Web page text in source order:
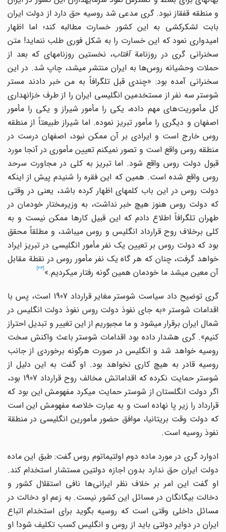
و منطقه قفقاز نبود. گری مدعی شد روسیه حق دارد از دولت ایران
بابت لشکرکشی به این کشور خسارت مطالبه کند؛ اما اظهار
امیدواری نمود که این خسارت را به شکل فوری طلب ننماید! متن
سخنرانی ‌گری در روزنامةآفتاب
، نخستین روزنامه‎ای که بعد از
حملات وحشیانه روس‌ها به ایران منتشر می‎شد، چاپ شد. در این
سخنرانی آمده بود: «چندی قبل تلگرافاً به من خبر دادند مستر
شوستر سه نفر از مستخدمین انگلیسی ایران را از طرف خزانه‎داری
کل مأموریت‌های مهم داده، یکی را مأمور شیراز و یکی را مأمور
اصفهان و دیگری را مأمور تبریز نموده. اما شیراز طبیعتاً از منطقه
روس خارج است و ایرادی بر آن ممکن نبود، اصفهان درست در
منطقه روس واقع است و تصور نمی‎کنم تعیین مأموری در آنجا مورد
قبول دولت روس واقع شود. اما تبریز به کلی در مجاورت سرحد
روس واقع شده است. همین که این فقره را شنیدم پیش از اینکه
دولت روس در این باب کلمه‎ای اظهار کرده باشد، یعنی در وقتی
که دولت روس هنوز هیچ خبر نداشت، به وزیرمختار خودمان در
طهران تلگرافاً اطلاع دادم که این قبیل کارها ممکن نیست و به
کلی برخلاف روح قرارداد انگلیس و روس می‎باشد، و مطلقاً محقق
بود که دولت روس بر تعیین یک نفر مأمور انگلیسی در تبریز ایراد
خواهد گرفت، چنان که هر گاه یک نفر مأمور روس در نقطة مقابل
آن معین می‎شد ما خودمان همین گونه رفتار می‎کردیم.»
گری توضیح داد سیاست شوستر مغایر قرارداد 1907 است، پس با
اقدامات شوستر «به جای نفوذ دولت روس نفوذ دولت انگلیس در
شمال ایران برقرار می‎شود و ما مجبوریم از این تغییر و تبدیل احتراز
کنیم». گری هشدار داده بود اقدامات شوستر باعث واکنش سخت
روسیه خواهد شد و انگلیس در صورت هرگونه برخوردی از جانب
روسیه قادر به هیچ کاری نخواهد بود. او گفت به این دلیل از
شوستر حمایت نکرده که اقداماتش مخالف روح قرارداد 1907 بود،
اگر دولت انگلستان از شوستر حمایت می‎کرد مفهومش این بود که
قرارداد را زیر پا نهاده است و به عبارت خلاصه مفهومش این است
که دولت وقت بریتانیا، موافق حضور مأمورین انگلیسی در منطقة
نفوذ روسیه است.
ادوارد گری در مورد ماده دوم اولتیماتوم روس گفت: طبق این ماده
دولت ایران حق ندارد بدون اجازه دولتین مستشار استخدام کند.
او گفت این امر بر خلاف نظر ایرانی‌ها نافی استقلال کشور و
دخالت بیگانگان در مسائل این کشور نیست. به زعم او دخالت در
مسائل داخلی وقتی است که روسیه بگوید برای استخدام اتباع
ایران در دوایر دولتی باید از روس و انگلیس کسب تکلیف شود! او